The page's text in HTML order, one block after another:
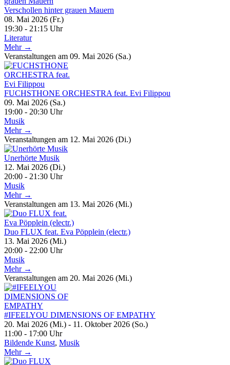
Verschollen hinter grauen Mauern
08. Mai 2026 (Fr.)
19:30 - 21:15 Uhr
Literatur
Mehr →
Veranstaltungen am 09. Mai 2026 (Sa.)
FUCHSTHONE ORCHESTRA feat. Evi Filippou
09. Mai 2026 (Sa.)
19:00 - 20:30 Uhr
Musik
Mehr →
Veranstaltungen am 12. Mai 2026 (Di.)
Unerhörte Musik
12. Mai 2026 (Di.)
20:00 - 21:30 Uhr
Musik
Mehr →
Veranstaltungen am 13. Mai 2026 (Mi.)
Duo FLUX feat. Eva Pöpplein (electr.)
13. Mai 2026 (Mi.)
20:00 - 22:00 Uhr
Musik
Mehr →
Veranstaltungen am 20. Mai 2026 (Mi.)
#IFEELYOU DIMENSIONS OF EMPATHY
20. Mai 2026 (Mi.) - 11. Oktober 2026 (So.)
11:00 - 17:00 Uhr
Bildende Kunst, Musik
Mehr →